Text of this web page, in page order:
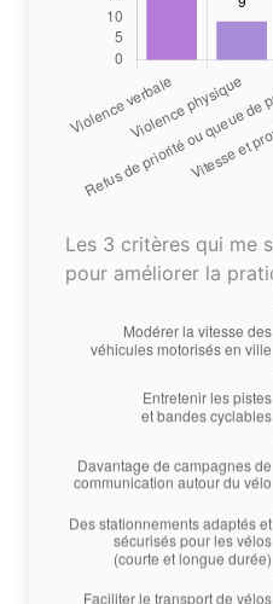
Les 3 critères qui me
pour améliorer la